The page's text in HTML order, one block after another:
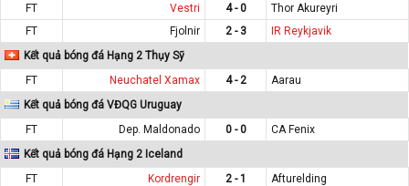
FT
Vestri 4 - 0
Thor Akureyri
FT
Fjolnir 2 - 3
IR Reykjavik
Kết quả bóng đá Hạng 2 Thụy Sỹ
FT
Neuchatel Xamax 4 - 2
Aarau
Kết quả bóng đá VĐQG Uruguay
FT
Dep. Maldonado 0 - 0
CA Fenix
Kết quả bóng đá Hạng 2 Iceland
FT
Kordrengir 2 - 1
Afturelding